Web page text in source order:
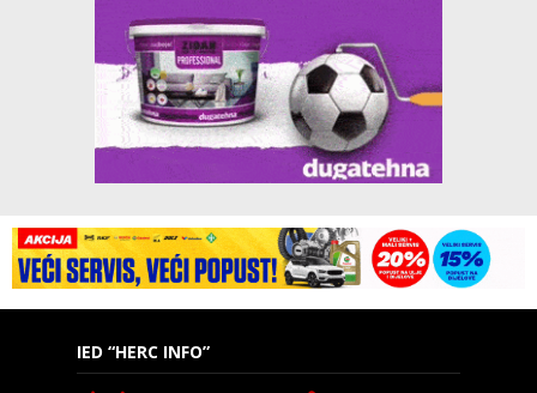
IED “HERC INFO”